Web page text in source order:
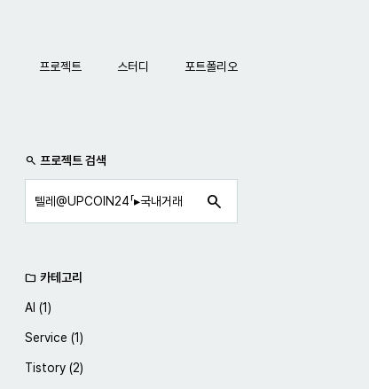
네비게이션
프로젝트 스터디 포트폴리오
사이드바
search 프로젝트 검색
search
folder 카테고리
AI (1)
Service (1)
Tistory (2)